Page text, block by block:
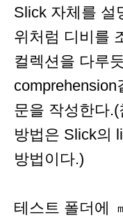
Slick 자체를 설
위처럼 디비를
컬렉션을 다루
문을 작성한다
방법은 Slick의
방법이다.)
테스트 폴더에